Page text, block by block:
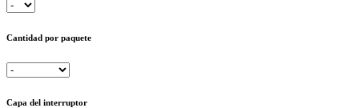
Cantidad por paquete
Capa del interruptor